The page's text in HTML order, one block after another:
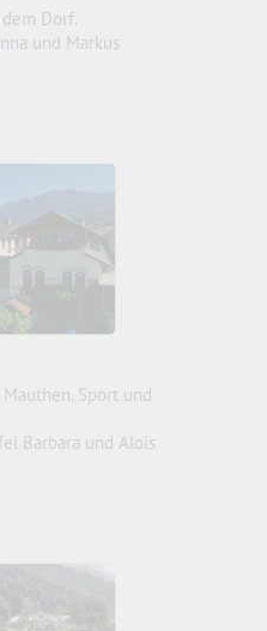
Dorf.
und Markus
Sport und
Barbara und Alois